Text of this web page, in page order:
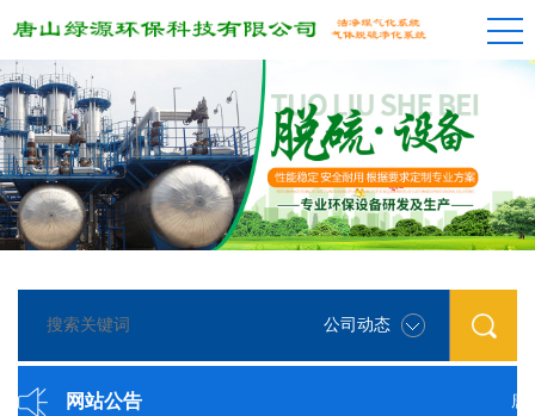
公司动态
网站公告 唐山